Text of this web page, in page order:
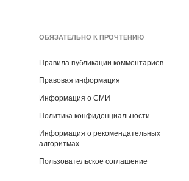
ОБЯЗАТЕЛЬНО К ПРОЧТЕНИЮ
Правила публикации комментариев
Правовая информация
Информация о СМИ
Политика конфиденциальности
Информация о рекомендательных
алгоритмах
Пользовательское соглашение